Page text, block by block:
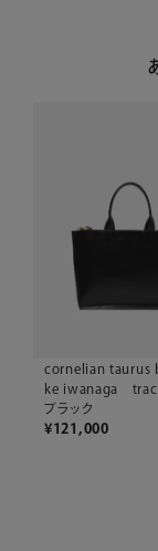
cornelian taurus
ke iwanaga
ブラック
¥121,000